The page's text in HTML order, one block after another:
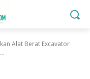
Alat Berat Excavator